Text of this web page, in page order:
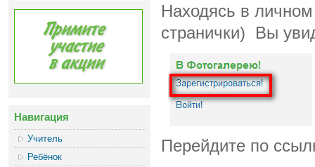
Навигация
Учитель
Ребёнок
Находясь в
странички) Вы
Перейдите по